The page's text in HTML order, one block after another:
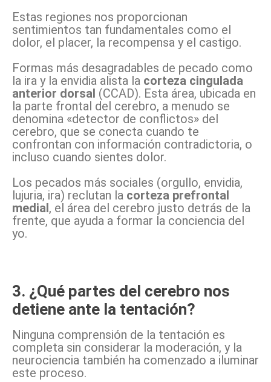
Estas regiones nos proporcionan
sentimientos tan fundamentales como el
dolor, el placer, la recompensa y el castigo.
Formas más desagradables de pecado como
la ira y la envidia alista la corteza cingulada
anterior dorsal (CCAD). Esta área, ubicada en
la parte frontal del cerebro, a menudo se
denomina «detector de conflictos» del
cerebro, que se conecta cuando te
confrontan con información contradictoria, o
incluso cuando sientes dolor.
Los pecados más sociales (orgullo, envidia,
lujuria, ira) reclutan la corteza prefrontal
medial , el área del cerebro justo detrás de la
frente, que ayuda a formar la conciencia del
yo.
3. ¿Qué partes del cerebro nos
detiene ante la tentación?
Ninguna comprensión de la tentación es
completa sin considerar la moderación, y la
neurociencia también ha comenzado a iluminar
este proceso.